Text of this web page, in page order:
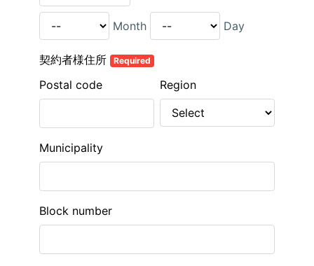
Month Day
契約者様住所 Required
Postal code Region
Municipality
Block number